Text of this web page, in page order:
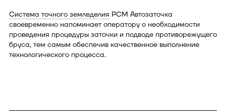
Система точного земледелия РСМ Автозаточка
своевременно напоминает оператору о необходимости
проведения процедуры заточки и подводе противорежущего
бруса, тем самым обеспечив качественное выполнение
технологического процесса.